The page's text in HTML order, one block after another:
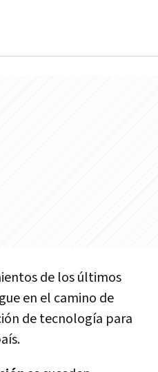
de los últimos
en el camino de
de tecnología para